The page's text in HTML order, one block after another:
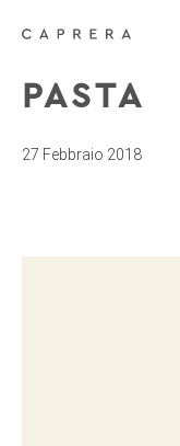
PASTA
27 Febbraio 2018